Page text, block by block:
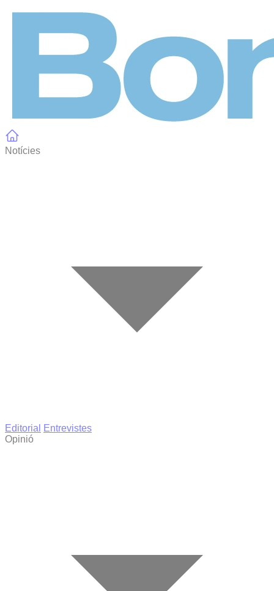
Notícies
Editorial
Entrevistes
Opinió